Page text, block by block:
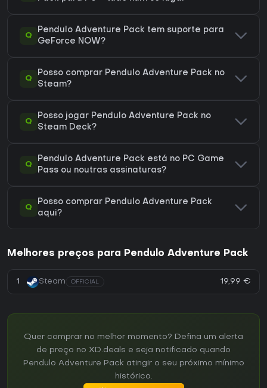
Q
Pendulo Adventure Pack tem suporte para
GeForce NOW?
Q
Posso comprar Pendulo Adventure Pack no
Steam?
Q
Posso jogar Pendulo Adventure Pack no
Steam Deck?
Q
Pendulo Adventure Pack está no PC Game
Pass ou noutras assinaturas?
Q
Posso comprar Pendulo Adventure Pack
aqui?
Melhores preços para Pendulo Adventure Pack
1 Steam OFFICIAL 19,99 €
Quer comprar no melhor momento? Defina um alerta
de preço no XD.deals e seja notificado quando
Pendulo Adventure Pack atingir o seu próximo mínimo
histórico.